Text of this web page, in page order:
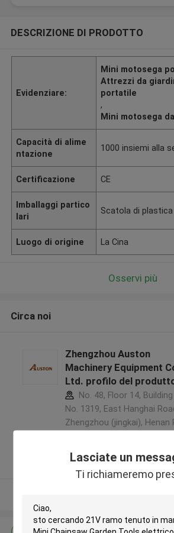
Lasciate un
Ti richiameremo
DESCRIZIONE DI PRODOTTO
Evidenziare:
Mini motosega
Attrezzi da
portatile
,
Mini motosega
Capacità di alime
ntazione
1000 insiemi alla
Certificazione CE
Imballaggi partico
lari
Scatola di
Luogo di origine La Cina
Osservi più
Circa noi
Zhengzhou Auston
Machinery Equipment
Ltd. profilo del
No. 48, Floor 14, Building
No. 1319, East Hanghai
Zhengzhou (jingkai), Henan
Fornitore verificato